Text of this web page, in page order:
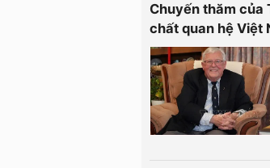
Chuyến thăm của
chất quan hệ Việt